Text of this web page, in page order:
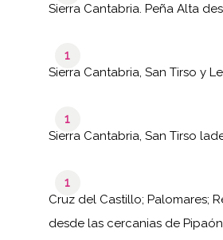
Sierra Cantabria. Peña Alta
1
Sierra Cantabria, San Tirso y
1
Sierra Cantabria, San Tirso
1
Cruz del Castillo; Palomares;
desde las cercanias de Pipaón